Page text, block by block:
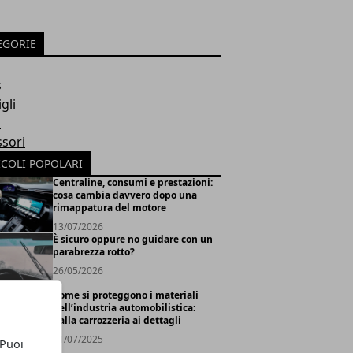
POPOLARI
Centraline, consumi e prestazioni:
cosa cambia davvero dopo una
rimappatura del motore
13/07/2026
È sicuro oppure no guidare con un
parabrezza rotto?
26/05/2026
Come si proteggono i materiali
nell’industria automobilistica:
dalla carrozzeria ai dettagli
21/07/2025